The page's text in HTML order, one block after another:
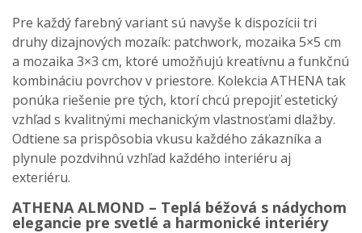
Pre každý farebný variant sú navyše k dispozícii tri
druhy dizajnových mozaík: patchwork, mozaika 5×5 cm
a mozaika 3×3 cm, ktoré umožňujú kreatívnu a funkčnú
kombináciu povrchov v priestore. Kolekcia ATHENA tak
ponúka riešenie pre tých, ktorí chcú prepojiť estetický
vzhľad s kvalitnými mechanickým vlastnosťami dlažby.
Odtiene sa prispôsobia vkusu každého zákazníka a
plynule pozdvihnú vzhľad každého interiéru aj
exteriéru.
ATHENA ALMOND – Teplá béžová s nádychom
elegancie pre svetlé a harmonické interiéry